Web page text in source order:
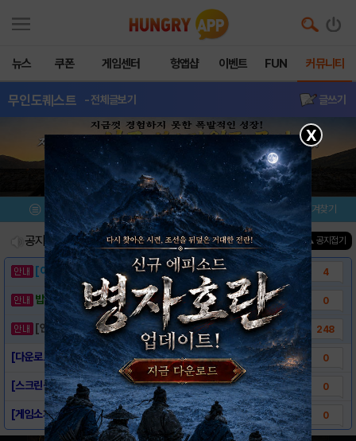
뉴스 쿠폰 게임센터 헝앱샵 이벤트 FUN 커뮤니티
무인도퀘스트 - 전체글보기 글쓰기
메뉴 이벤트/미션 설치/평가 즐겨찾기
공지사항 진행중인 이벤트0건 ▲ 공지접기
[이벤트] 웃음으로 매일매일 해피! 유머 게시.. 4
밥알이의 헝앱통신 ⑲ “밥알이, 드디어 멀티를.. 0
[안내] 헝그리앱 필수 상식! 밥알 획득 안내.. 248
[다운로드 링크] 무인도 퀘스트 0
[스크린샷] 무인도 퀘스트 0
[게임소개] 무인도 퀘스트 0
X